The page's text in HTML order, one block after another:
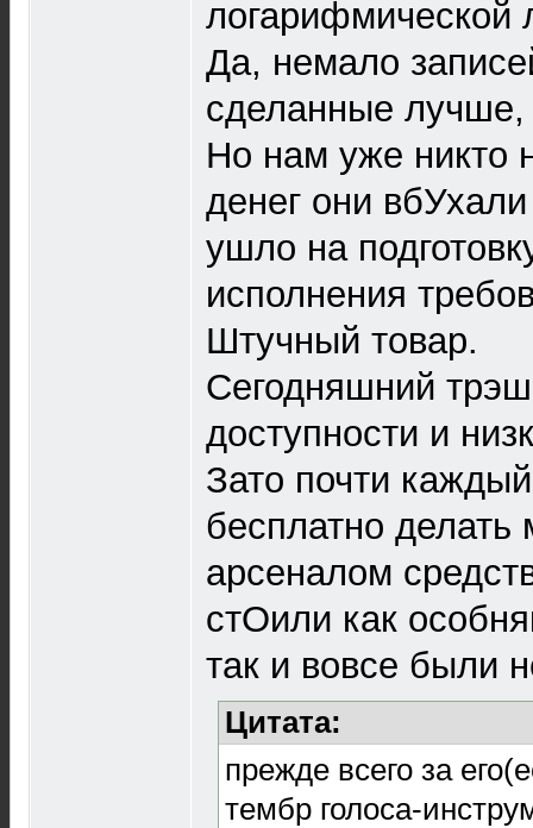
логарифмической
Да, немало
сделанные
Но нам уже никто
денег они
ушло на
исполнения
Штучный товар.
Сегодняшний
доступности и
Зато почти
бесплатно
арсеналом
стОили как
так и вовсе были
Цитата:
прежде всего за
тембр голоса-